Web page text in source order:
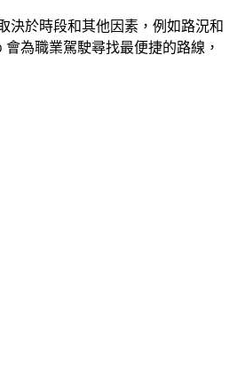
決於時段和其他因素，例如路況和
為職業駕駛尋找最便捷的路線，